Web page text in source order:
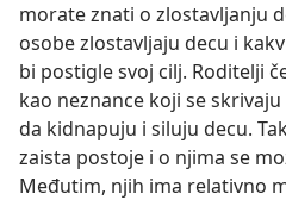
morate znati o zlostavljanju
osobe zlostavljaju decu i
bi postigle svoj cilj. Roditelji
kao neznance koji se
da kidnapuju i siluju decu.
zaista postoje i o njima se
Međutim, njih ima relativno